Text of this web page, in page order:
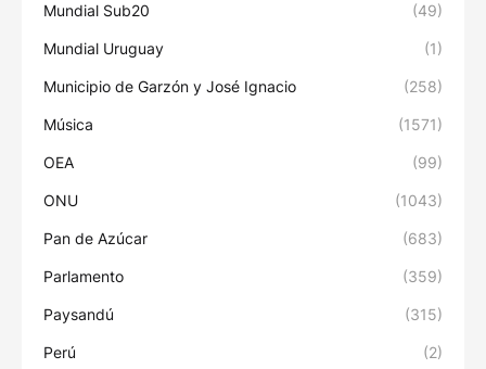
Mundial Sub20 (49)
Mundial Uruguay (1)
Municipio de Garzón y José Ignacio (258)
Música (1571)
OEA (99)
ONU (1043)
Pan de Azúcar (683)
Parlamento (359)
Paysandú (315)
Perú (2)